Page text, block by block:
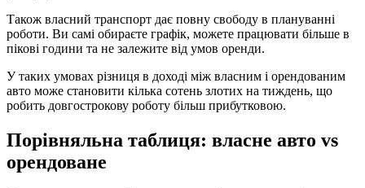
Також власний транспорт дає повну свободу в плануванні
роботи. Ви самі обираєте графік, можете працювати більше в
пікові години та не залежите від умов оренди.
У таких умовах різниця в доході між власним і орендованим
авто може становити кілька сотень злотих на тиждень, що
робить довгострокову роботу більш прибутковою.
Порівняльна таблиця: власне авто vs
орендоване